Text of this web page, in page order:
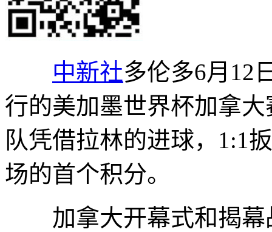
中新社多伦多6月12
行的美加墨世界杯加拿
队凭借拉林的进球，1:1
场的首个积分。
加拿大开幕式和揭幕